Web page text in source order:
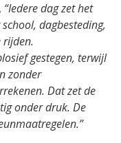
“Iedere dag zet het
dagbesteding,
rijden.
gestegen, terwijl
zonder
Dat zet de
onder druk. De